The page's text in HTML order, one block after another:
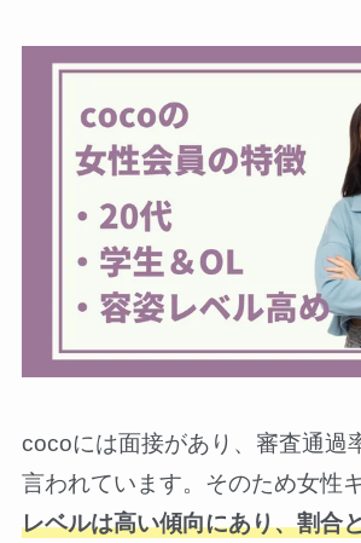
cocoには面接があり、審査通過
言われています。そのため女性
レベルは高い傾向にあり、割合